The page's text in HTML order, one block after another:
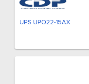
UPS UPO22-15AX